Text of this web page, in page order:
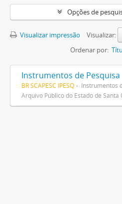
Opções de
Visualizar impressão
Visualizar:
Ordenar por:
Instrumentos de Pesquisa
BR SCAPESC IPESQ
Instrumentos
Arquivo Público do Estado de Santa